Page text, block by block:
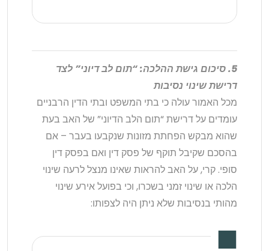
5. סיכום גישת ההלכה: “תום לב דיוני” לצד
דרישת שינוי נסיבות
מכל האמור עולה כי בתי המשפט ובתי הדין הרבניים
עומדים על דרישת “תום הלב הדיוני” של האב בעת
שהוא מבקש הפחתת מזונות שנקבעו בעבר – אם
בהסכם שקיבל תוקף של פסק דין ואם בפסק דין
סופי. קרי, על האב להראות שאינו מנצל לרעה שינוי
הלכה או שינוי זמני בשכרו, וכי בפועל אירע שינוי
מהותי בנסיבות שלא ניתן היה לצפותו: